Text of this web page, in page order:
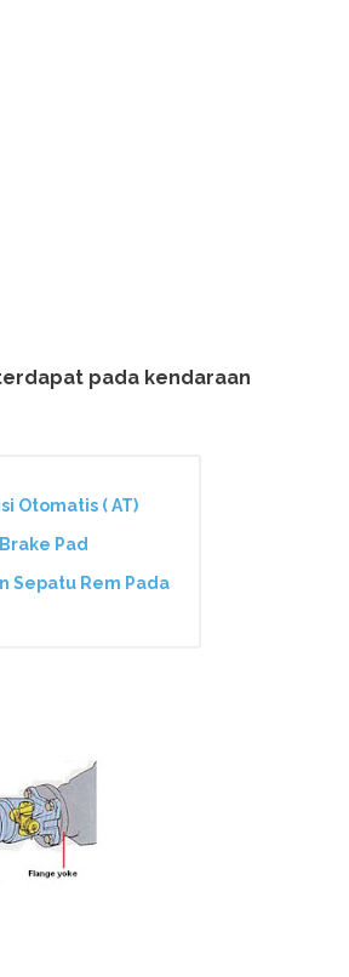
pada kendaraan
Otomatis ( AT)
Pad
Sepatu Rem Pada